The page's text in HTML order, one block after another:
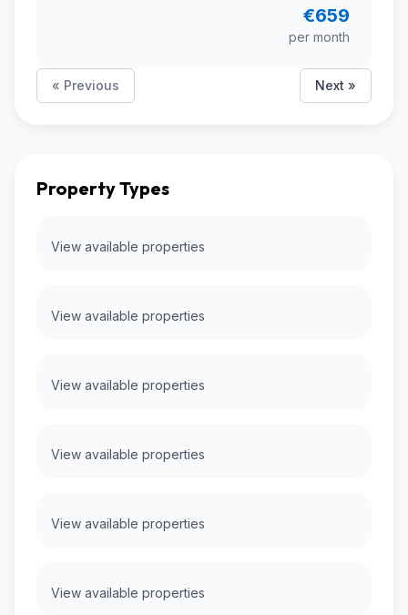
€659
per month
« Previous Next »
Property Types
View available properties
View available properties
View available properties
View available properties
View available properties
View available properties